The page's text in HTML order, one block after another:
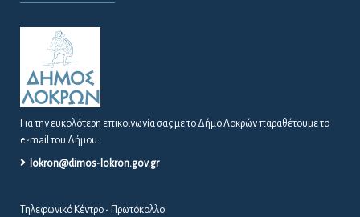
Για την ευκολότερη επικοινωνία σας με το Δήμο Λοκρών παραθέτουμε το
e-mail του Δήμου.
lokron@dimos-lokron.gov.gr
Τηλεφωνικό Κέντρο - Πρωτόκολλο